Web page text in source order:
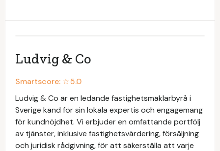
Ludvig & Co
Smartscore: ☆5.0
Ludvig & Co är en ledande fastighetsmäklarbyrå i
Sverige känd för sin lokala expertis och engagemang
för kundnöjdhet. Vi erbjuder en omfattande portfölj
av tjänster, inklusive fastighetsvärdering, försäljning
och juridisk rådgivning, för att säkerställa att varje